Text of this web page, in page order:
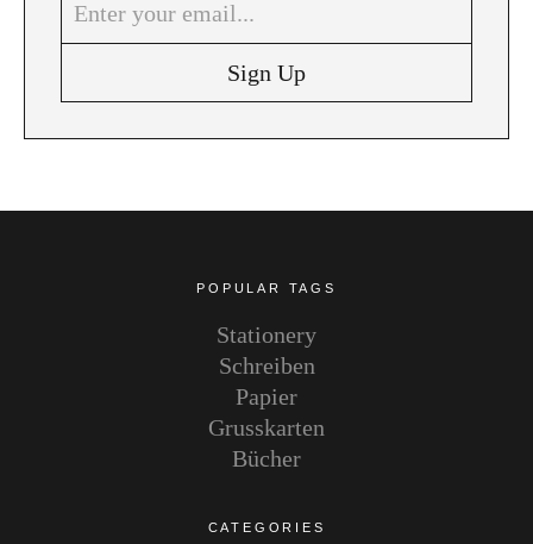
POPULAR TAGS
Stationery
Schreiben
Papier
Grusskarten
Bücher
CATEGORIES